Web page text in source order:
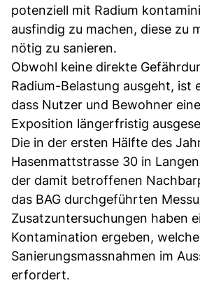
potenziell mit Radium
ausfindig zu machen, diese zu
nötig zu sanieren.
Obwohl keine direkte
Radium-Belastung ausgeht, ist
dass Nutzer und Bewohner
Exposition längerfristig
Die in der ersten Hälfte des
Hasenmattstrasse 30 in
der damit betroffenen
das BAG durchgeführten
Zusatzuntersuchungen haben
Kontamination ergeben, welche
Sanierungsmassnahmen im
erfordert.